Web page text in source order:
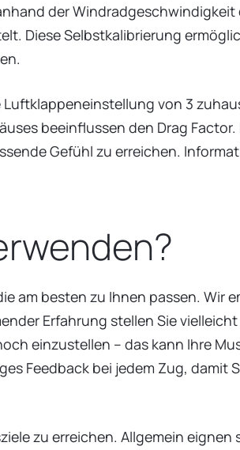
der
Diese Selbstkalibrierung
von 3
beeinflussen den Drag Factor.
Gefühl zu erreichen.
am besten zu Ihnen passen. Wir
Erfahrung stellen Sie
einzustellen – das kann Ihre
Feedback bei jedem Zug, damit
zu erreichen. Allgemein